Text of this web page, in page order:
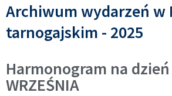
Archiwum wydarzeń w
tarnogajskim - 2025
Harmonogram na dzień
WRZEŚNIA